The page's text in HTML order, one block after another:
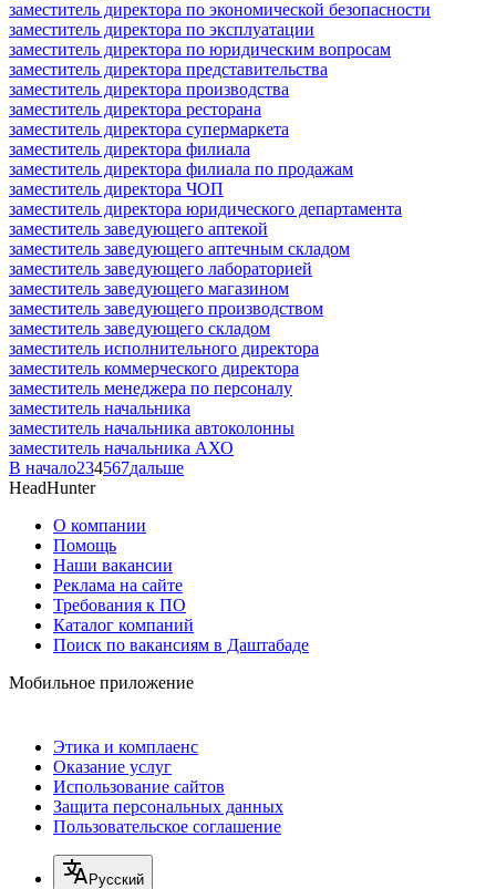
заместитель директора по экономической безопасности
заместитель директора по эксплуатации
заместитель директора по юридическим вопросам
заместитель директора представительства
заместитель директора производства
заместитель директора ресторана
заместитель директора супермаркета
заместитель директора филиала
заместитель директора филиала по продажам
заместитель директора ЧОП
заместитель директора юридического департамента
заместитель заведующего аптекой
заместитель заведующего аптечным складом
заместитель заведующего лабораторией
заместитель заведующего магазином
заместитель заведующего производством
заместитель заведующего складом
заместитель исполнительного директора
заместитель коммерческого директора
заместитель менеджера по персоналу
заместитель начальника
заместитель начальника автоколонны
заместитель начальника АХО
В начало234567дальше
HeadHunter
О компании
Помощь
Наши вакансии
Реклама на сайте
Требования к ПО
Каталог компаний
Поиск по вакансиям в Даштабаде
Мобильное приложение
Этика и комплаенс
Оказание услуг
Использование сайтов
Защита персональных данных
Пользовательское соглашение
Русский